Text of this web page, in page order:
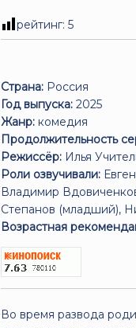
рейтинг:5
Страна: Россия
Год выпуска: 2025
Жанр: комедия
Продолжительность
Режиссёр: Илья
Роли озвучивали:
Владимир
Степанов (младший),
Возрастная
Во время развода